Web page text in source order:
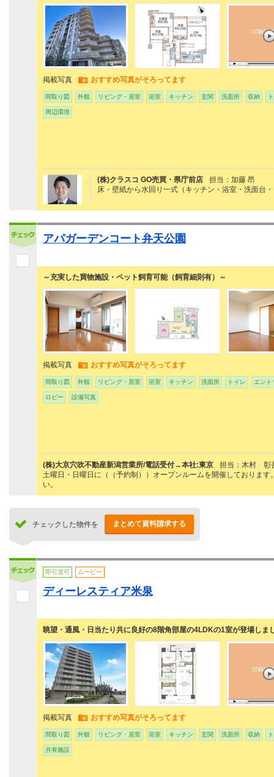
掲載写真 おすすめ写真がそろってます
間取り図 外観 リビング・居室 浴室 キッチン 玄関 洗面所 収納
周辺環境
(株)クラスコ GO売買・県庁前店
担当：加藤 昂
床・壁紙から水回り一式（キッチン・浴室・洗面台
アパガーデンコート弁天公園
～充実した買物施設・ペット飼育可能（飼育細則有）～
掲載写真 おすすめ写真がそろってます
間取り図 外観 リビング・居室 浴室 キッチン 洗面所 トイレ エント
ロビー 設備写真
(株)大京穴吹不動産新潟営業所/電話受付→本社:東京
担当：木村 彰
土曜日・日曜日に（（予約制））オープンルームを開催しておりま
い。
チェックした物件を まとめて資料請求する
即引渡可 ムービー
ディーレスティア米泉
眺望・通風・日当たり共に良好の8階角部屋の4LDKの1室が登場しま
掲載写真 おすすめ写真がそろってます
間取り図 外観 リビング・居室 浴室 キッチン 玄関 洗面所 収納
共有施設